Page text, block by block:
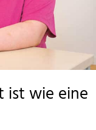
ist wie eine